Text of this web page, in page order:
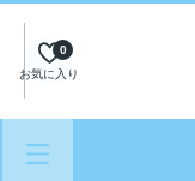
お気に入り
0